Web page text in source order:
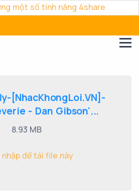
một số tính năng 4share
[NhacKhongLoi.VN]-
- Dan Gibson'...
8.93 MB
để tải file này